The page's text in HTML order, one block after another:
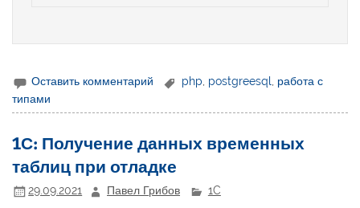
Оставить комментарий php postgreesql работа с
типами
1С: Получение данных временных
таблиц при отладке
29.09.2021 Павел Грибов 1C